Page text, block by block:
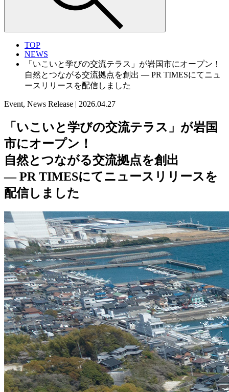
TOP
NEWS
「いこいと学びの交流テラス」が岩国市にオープン！
自然とつながる交流拠点を創出 ― PR TIMESにてニュ
ースリリースを配信しました
Event, News Release | 2026.04.27
「いこいと学びの交流テラス」が岩国
市にオープン！
自然とつながる交流拠点を創出
― PR TIMESにてニュースリリースを
配信しました